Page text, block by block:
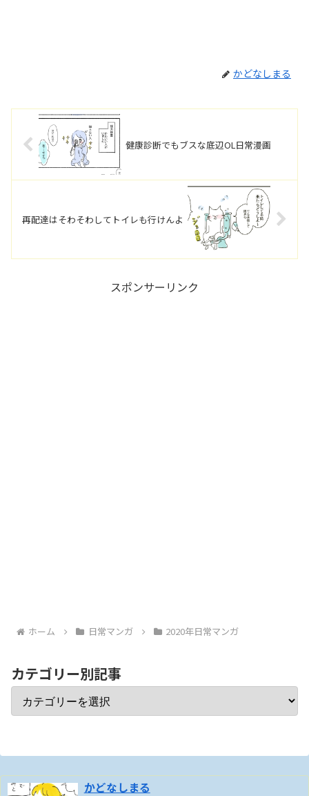
かどなしまる
健康診断でもブスな底辺OL日常漫画
再配達はそわそわしてトイレも行けんよ
スポンサーリンク
ホーム 日常マンガ 2020年日常マンガ
カテゴリー別記事
かどなしまる